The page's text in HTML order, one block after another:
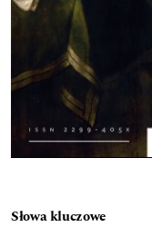
Słowa kluczowe